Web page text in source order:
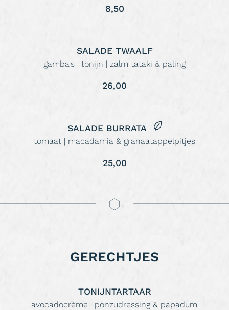
8,50
SALADE TWAALF
gamba's | tonijn | zalm tataki & paling
26,00
SALADE BURRATA
tomaat | macadamia & granaatappelpitjes
25,00
GERECHTJES
TONIJNTARTAAR
avocadocrème | ponzudressing & papadum